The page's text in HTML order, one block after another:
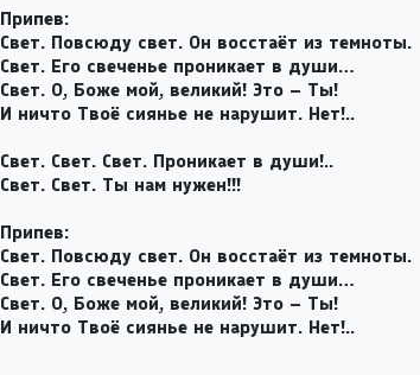
Припев:
Свет. Повсюду свет. Он восстаёт из темноты.
Свет. Его свеченье проникает в души…
Свет. О, Боже мой, великий! Это – Ты!
И ничто Твоё сиянье не нарушит. Нет!..
Свет. Свет. Свет. Проникает в души!..
Свет. Свет. Ты нам нужен!!!
Припев:
Свет. Повсюду свет. Он восстаёт из темноты.
Свет. Его свеченье проникает в души…
Свет. О, Боже мой, великий! Это – Ты!
И ничто Твоё сиянье не нарушит. Нет!..